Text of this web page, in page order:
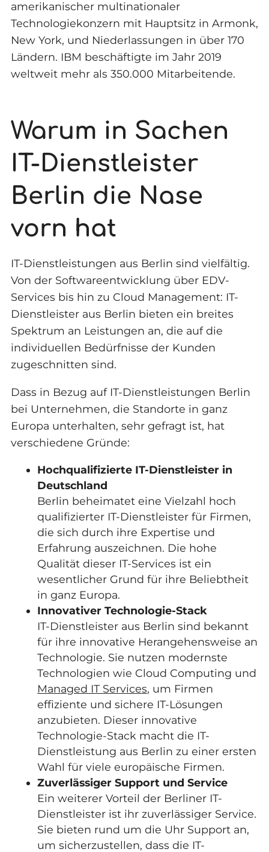
amerikanischer multinationaler
Technologiekonzern mit Hauptsitz in Armonk,
New York, und Niederlassungen in über 170
Ländern. IBM beschäftigte im Jahr 2019
weltweit mehr als 350.000 Mitarbeitende.
Warum in Sachen
IT-Dienstleister
Berlin die Nase
vorn hat
IT-Dienstleistungen aus Berlin sind vielfältig.
Von der Softwareentwicklung über EDV-
Services bis hin zu Cloud Management: IT-
Dienstleister aus Berlin bieten ein breites
Spektrum an Leistungen an, die auf die
individuellen Bedürfnisse der Kunden
zugeschnitten sind.
Dass in Bezug auf IT-Dienstleistungen Berlin
bei Unternehmen, die Standorte in ganz
Europa unterhalten, sehr gefragt ist, hat
verschiedene Gründe:
Hochqualifizierte IT-Dienstleister in
Deutschland
Berlin beheimatet eine Vielzahl hoch
qualifizierter IT-Dienstleister für Firmen,
die sich durch ihre Expertise und
Erfahrung auszeichnen. Die hohe
Qualität dieser IT-Services ist ein
wesentlicher Grund für ihre Beliebtheit
in ganz Europa.
Innovativer Technologie-Stack
IT-Dienstleister aus Berlin sind bekannt
für ihre innovative Herangehensweise an
Technologie. Sie nutzen modernste
Technologien wie Cloud Computing und
Managed IT Services, um Firmen
effiziente und sichere IT-Lösungen
anzubieten. Dieser innovative
Technologie-Stack macht die IT-
Dienstleistung aus Berlin zu einer ersten
Wahl für viele europäische Firmen.
Zuverlässiger Support und Service
Ein weiterer Vorteil der Berliner IT-
Dienstleister ist ihr zuverlässiger Service.
Sie bieten rund um die Uhr Support an,
um sicherzustellen, dass die IT-